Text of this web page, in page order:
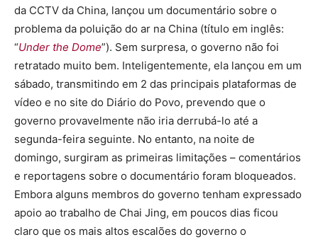
da CCTV da China, lançou um documentário sobre o
problema da poluição do ar na China (título em inglês:
“Under the Dome”). Sem surpresa, o governo não foi
retratado muito bem. Inteligentemente, ela lançou em um
sábado, transmitindo em 2 das principais plataformas de
vídeo e no site do Diário do Povo, prevendo que o
governo provavelmente não iria derrubá-lo até a
segunda-feira seguinte. No entanto, na noite de
domingo, surgiram as primeiras limitações – comentários
e reportagens sobre o documentário foram bloqueados.
Embora alguns membros do governo tenham expressado
apoio ao trabalho de Chai Jing, em poucos dias ficou
claro que os mais altos escalões do governo o